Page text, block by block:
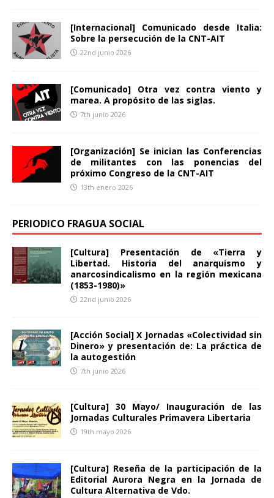
[Internacional] Comunicado desde Italia:
Sobre la persecución de la CNT-AIT
22nd junio 2026
[Comunicado] Otra vez contra viento y
marea. A propósito de las siglas.
7th junio 2026
[Organización] Se inician las Conferencias
de militantes con las ponencias del
próximo Congreso de la CNT-AIT
13th enero 2026
PERIODICO FRAGUA SOCIAL
[Cultura] Presentación de «Tierra y
Libertad. Historia del anarquismo y
anarcosindicalismo en la región mexicana
(1853-1980)»
22nd junio 2026
[Acción Social] X Jornadas «Colectividad sin
Dinero» y presentación de: La práctica de
la autogestión
7th junio 2026
[Cultura] 30 Mayo/ Inauguración de las
Jornadas Culturales Primavera Libertaria
19th mayo 2026
[Cultura] Reseña de la participación de la
Editorial Aurora Negra en la Jornada de
Cultura Alternativa de Vdo.